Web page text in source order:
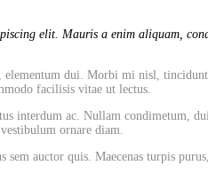
elit. Mauris a enim aliquam,
dui. Morbi mi nisl,
facilisis vitae ut lectus.
interdum ac. Nullam
ornare diam.
auctor quis. Maecenas turpis